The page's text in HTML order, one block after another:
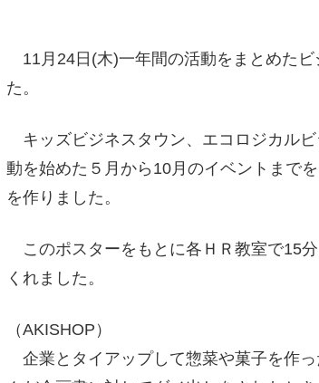
11月24日(木)一年間の活動をまとめた
た。
キッズビジネスタウン、エコロジカル
動を始めた５月から10月のイベントまで
を作りました。
このポスターをもとに各ＨＲ教室で15
くれました。
（AKISHOP）
企業とタイアップして惣菜や菓子を作